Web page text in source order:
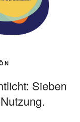
Sieben